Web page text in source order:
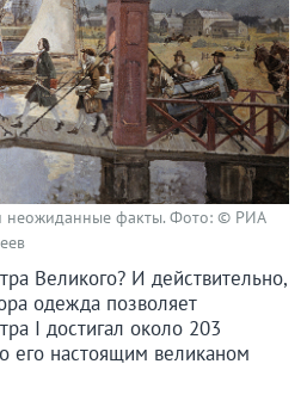
неожиданные факты. Фото: © РИА
Великого? И действительно,
одежда позволяет
I достигал около 203
его настоящим великаном